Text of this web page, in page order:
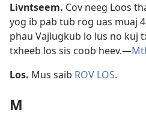
Livntseem. Cov neeg Loos
yog ib pab tub rog uas muaj
phau Vajlugkub lo lus no kuj
txheeb los sis coob heev.​—
Los. Mus saib ROV LOS.
M